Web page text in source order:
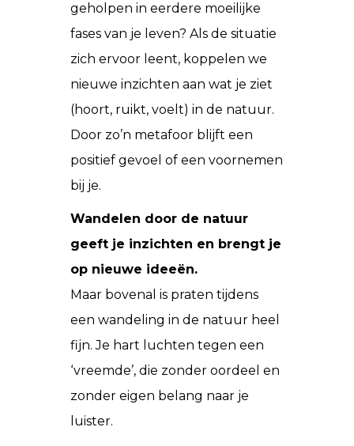
geholpen in eerdere moeilijke
fases van je leven? Als de situatie
zich ervoor leent, koppelen we
nieuwe inzichten aan wat je ziet
(hoort, ruikt, voelt) in de natuur.
Door zo’n metafoor blijft een
positief gevoel of een voornemen
bij je.
Wandelen door de natuur
geeft je inzichten en brengt je
op nieuwe ideeën.
Maar bovenal is praten tijdens
een wandeling in de natuur heel
fijn. Je hart luchten tegen een
‘vreemde’, die zonder oordeel en
zonder eigen belang naar je
luister.